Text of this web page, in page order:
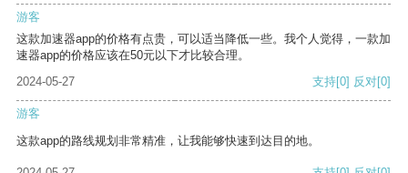
游客
这款加速器app的价格有点贵，可以适当降低一些。我个人觉得，一款加
速器app的价格应该在50元以下才比较合理。
2024-05-27
支持[0] 反对[0]
游客
这款app的路线规划非常精准，让我能够快速到达目的地。